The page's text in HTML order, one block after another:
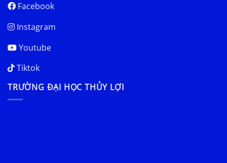
Facebook
Instagram
Youtube
Tiktok
TRƯỜNG ĐẠI HỌC THỦY LỢI